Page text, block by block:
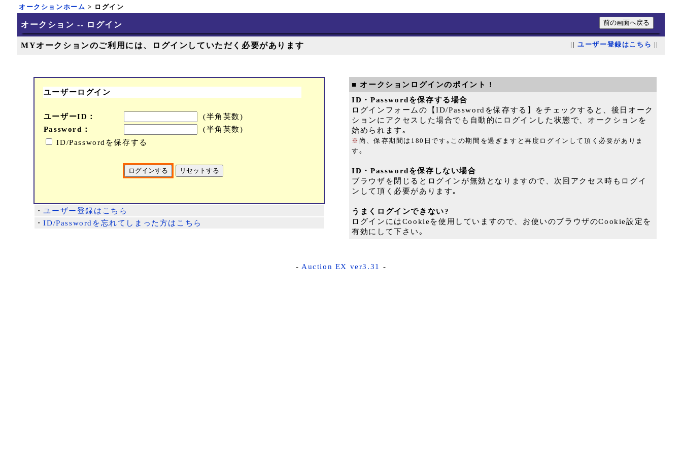
オークションホーム > ログイン
オークション -- ログイン
MYオークションのご利用には、ログインしていただく必要があります ||ユーザー登録はこちら ||
ユーザーログイン
ユーザーID：
(半角英数)
Password：
(半角英数)
ID/Passwordを保存する
・ユーザー登録はこちら
・ID/Passwordを忘れてしまった方はこちら
■ オークションログインのポイント !
ID・Passwordを保存する場合
ログインフォームの【ID/Passwordを保存する】をチェックすると、後日オーク
ションにアクセスした場合でも自動的にログインした状態で、オークションを
始められます｡
※ 尚、保存期間は180日です｡この期間を過ぎますと再度ログインして頂く必要がありま
す｡
ID・Passwordを保存しない場合
ブラウザを閉じるとログインが無効となりますので、次回アクセス時もログイ
ンして頂く必要があります｡
うまくログインできない?
ログインにはCookieを使用していますので、お使いのブラウザのCookie設定を
有効にして下さい｡
- Auction EX ver3.31 -